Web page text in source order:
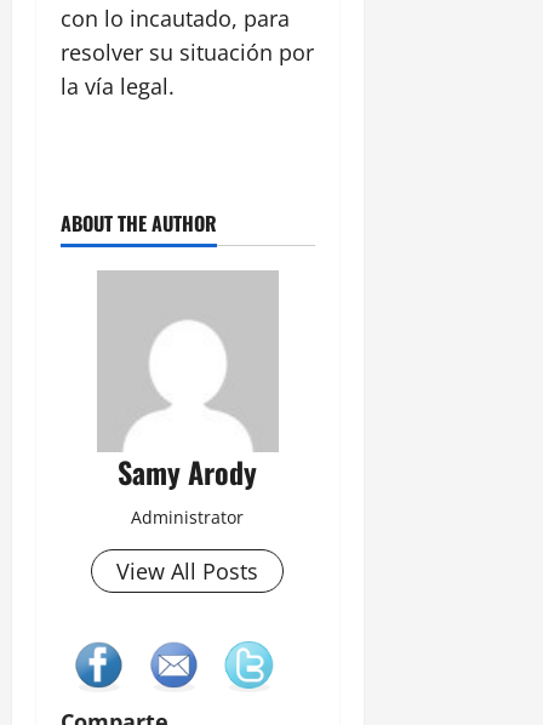
con lo incautado, para
resolver su situación por
la vía legal.
ABOUT THE AUTHOR
Samy Arody
Administrator
View All Posts